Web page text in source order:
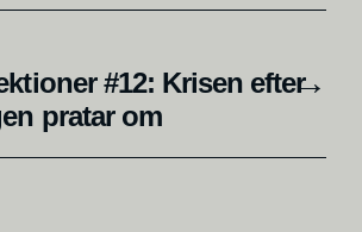
#12: Krisen efter
pratar om